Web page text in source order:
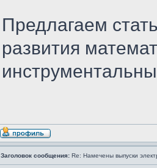
Предлагаем
развития
Заголовок сообщения: Re: Намечены выпуски